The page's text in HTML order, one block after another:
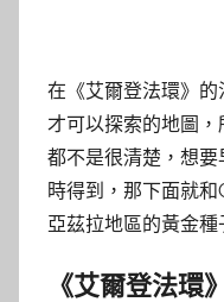
在《艾爾登法環》
才可以探索的地圖
都不是很清楚，想
時得到，那下面就
亞茲拉地區的黃金種
《艾爾登法環